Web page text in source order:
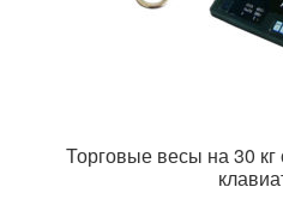
Торговые весы на 30